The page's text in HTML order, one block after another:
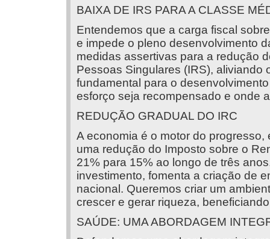
BAIXA DE IRS PARA A CLASSE
Entendemos que a carga fiscal
e impede o pleno desenvolvimento
medidas assertivas para a redução
Pessoas Singulares (IRS), aliviando
fundamental para o
esforço seja recompensado e onde
REDUÇÃO GRADUAL DO IRC
A economia é o motor do
uma redução do Imposto sobre o
21% para 15% ao longo de três
investimento, fomenta a criação de
nacional. Queremos criar um
crescer e gerar riqueza,
SAÚDE: UMA ABORDAGEM